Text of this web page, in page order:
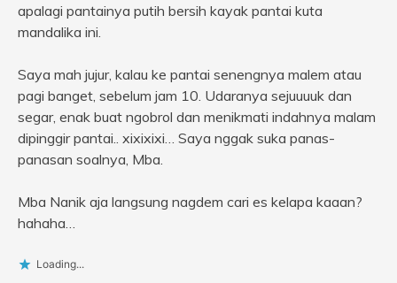
apalagi pantainya putih bersih kayak pantai kuta
mandalika ini.
Saya mah jujur, kalau ke pantai senengnya malem atau
pagi banget, sebelum jam 10. Udaranya sejuuuuk dan
segar, enak buat ngobrol dan menikmati indahnya malam
dipinggir pantai.. xixixixi… Saya nggak suka panas-
panasan soalnya, Mba.
Mba Nanik aja langsung nagdem cari es kelapa kaaan?
hahaha…
Loading...